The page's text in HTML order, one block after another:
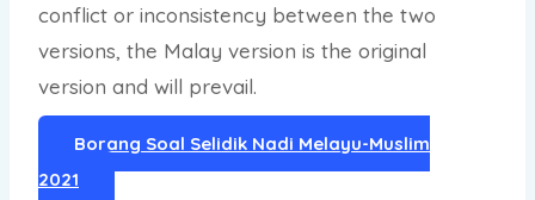
conflict or inconsistency between the two
versions, the Malay version is the original
version and will prevail.
Borang Soal Selidik Nadi Melayu-Muslim
2021